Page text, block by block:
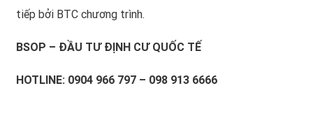
tiếp bởi BTC chương trình.
BSOP – ĐẦU TƯ ĐỊNH CƯ QUỐC TẾ
HOTLINE: 0904 966 797 – 098 913 6666